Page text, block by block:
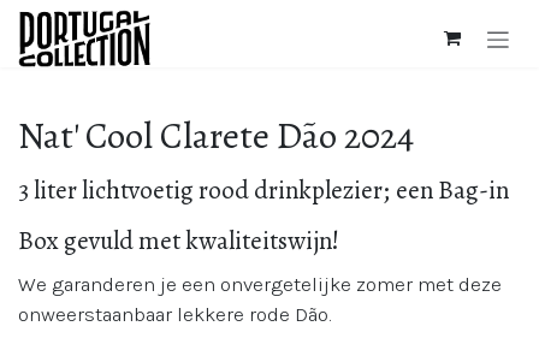
Overslaan naar inhoud
Nat' Cool Clarete Dão 2024
3 liter lichtvoetig rood drinkplezier; een Bag-in
Box gevuld met kwaliteitswijn!
We garanderen je een onvergetelijke zomer met deze
onweerstaanbaar lekkere rode Dão.